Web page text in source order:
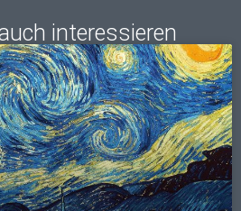
interessieren